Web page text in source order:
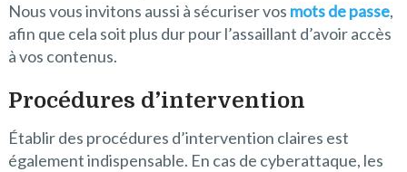
Nous vous invitons aussi à sécuriser vos mots de passe,
afin que cela soit plus dur pour l’assaillant d’avoir accès
à vos contenus.
Procédures d’intervention
Établir des procédures d’intervention claires est
également indispensable. En cas de cyberattaque, les